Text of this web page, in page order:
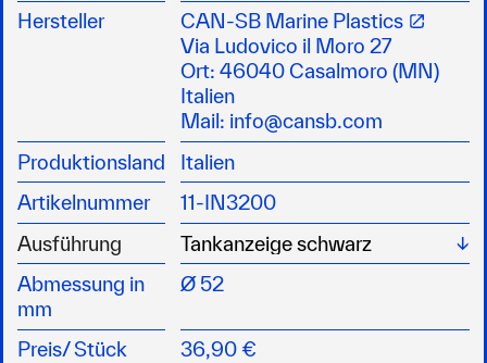
von Treibstoff
Messbereich 10-180 Ohm
12 V Ausführung
Hersteller
CAN-SB Marine Plastics
Via Ludovico il Moro 27
Ort: 46040 Casalmoro (MN)
Italien
Mail: info@cansb.com
Produktionsland
Italien
Artikelnummer
11-IN3200
Ausführung
Abmessung in
mm
Ø 52
Preis/Stück 36,90 €